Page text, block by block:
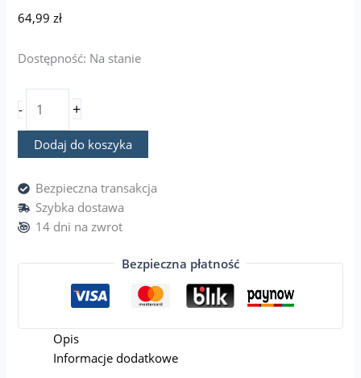
64,99zł
Dostępność: Na stanie
- +
Dodaj do koszyka
Bezpieczna transakcja
Szybka dostawa
14 dni na zwrot
Bezpieczna płatność
Opis
Informacje dodatkowe